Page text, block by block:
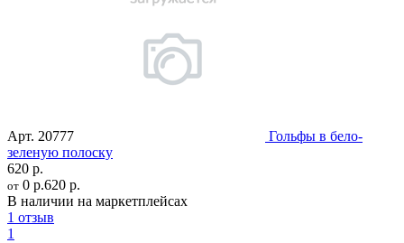
Арт. 20777
Гольфы в бело-
зеленую полоску
620 р.
от 0 р.620 р.
В наличии на маркетплейсах
1 отзыв
1